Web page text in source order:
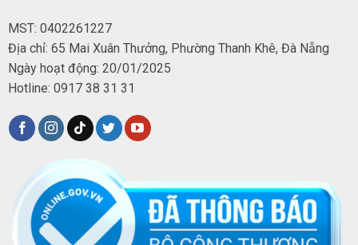
MST: 0402261227
Địa chỉ: 65 Mai Xuân Thưởng, Phường Thanh Khê, Đà Nẵng
Ngày hoạt động: 20/01/2025
Hotline: 0917 38 31 31